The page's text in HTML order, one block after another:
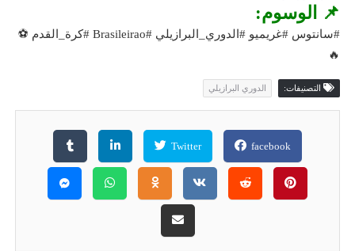
📌 الوسوم:
#سانتوس #غريميو #الدوري_البرازيلي #Brasileirao #كرة_القدم ⚽
🔥
التصنيفات: الدوري البرازيلي
facebook
Twitter